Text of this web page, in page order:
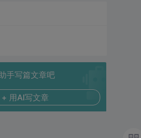
手写篇文章吧
+ 用AI写文章